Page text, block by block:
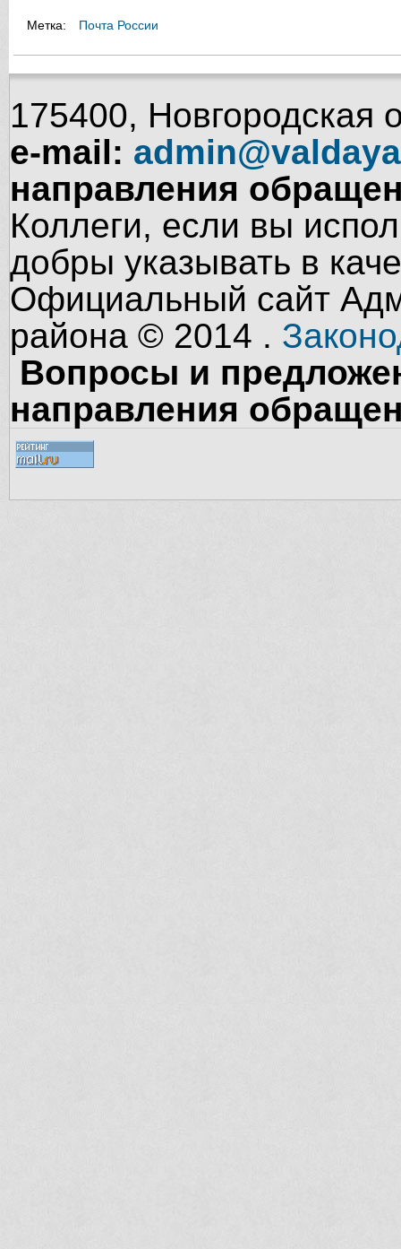
Метка: Почта России
175400, Новгородская
e-mail:
направления
Коллеги, если вы
добры указывать в
Официальный сайт
района © 2014 .
Вопросы и
направления